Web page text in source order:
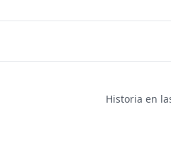
Historia en